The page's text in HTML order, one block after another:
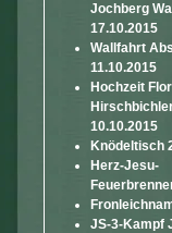
Jochberg
17.10.2015
Wallfahrt
11.10.2015
Hochzeit
10.10.2015
Knödeltisch
Herz-Jesu-
JS-3-Kampf